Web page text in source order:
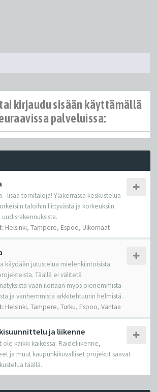
kirjaudu sisään käyttämällä
palveluissa:
- lisää tornitaloja! Yläkerrassa keskustelua
taloihin liittyvästä ja korkeuksiin
Helsinki, Tampere, Espoo, Ulkomaat
käydään jutustelua mielenkiintoisista
Täällä ei välitetä
vaan iloitaan myös pienemmistä
ja vanhemmista arkkitehtuurin helmistä.
Helsinki, Tampere, Turku, Espoo, Vantaa
ja liikenne
ole kaikki kaikessa. Raideliikenne,
ja muut kaupunkikuvalliset projektit saavat
täällä.